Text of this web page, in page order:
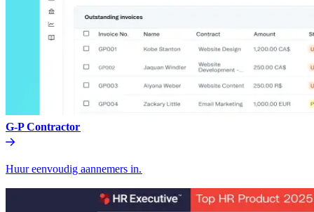
G-P Contractor​​
Huur eenvoudig aannemers in.​​